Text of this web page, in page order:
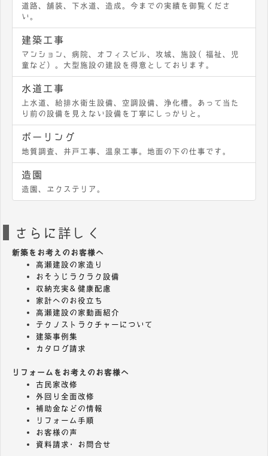
道路、舗装、下水道、造成。今までの実績を御覧くださ
い。
建築工事
マンション、病院、オフィスビル、攻城、施設（福祉、児
童など）。大型施設の建設を得意としております。
水道工事
上水道、給排水衛生設備、空調設備、浄化槽。あって当た
り前の設備を見えない設備を丁寧にしっかりと。
ボーリング
地質調査、井戸工事、温泉工事。地面の下の仕事です。
造園
造園、エクステリア。
さらに詳しく
新築をお考えのお客様へ
高瀬建設の家造り
おそうじラクラク設備
収納充実＆健康配慮
家計へのお役立ち
高瀬建設の家動画紹介
テクノストラクチャーについて
建築事例集
カタログ請求
リフォームをお考えのお客様へ
古民家改修
外回り全面改修
補助金などの情報
リフォーム手順
お客様の声
資料請求・お問合せ